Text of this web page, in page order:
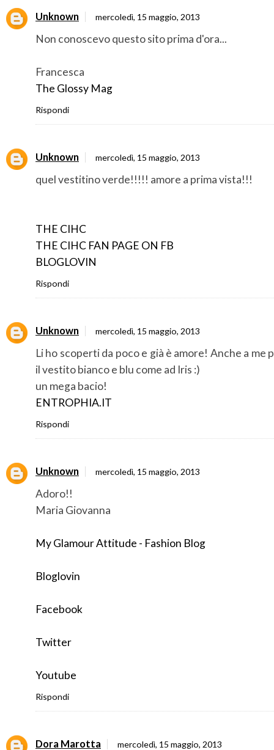
Unknown mercoledì, 15 maggio, 2013
Non conoscevo questo sito prima d'ora...
Francesca
The Glossy Mag
Rispondi
Unknown mercoledì, 15 maggio, 2013
quel vestitino verde!!!!! amore a prima vista!!!
THE CIHC
THE CIHC FAN PAGE ON FB
BLOGLOVIN
Rispondi
Unknown mercoledì, 15 maggio, 2013
Li ho scoperti da poco e già è amore! Anche a me
il vestito bianco e blu come ad Iris :)
un mega bacio!
ENTROPHIA.IT
Rispondi
Unknown mercoledì, 15 maggio, 2013
Adoro!!
Maria Giovanna
My Glamour Attitude - Fashion Blog
Bloglovin
Facebook
Twitter
Youtube
Rispondi
Dora Marotta mercoledì, 15 maggio, 2013